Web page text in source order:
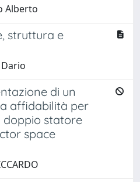
Alberto
struttura e
di un
affidabilità per
doppio statore
space